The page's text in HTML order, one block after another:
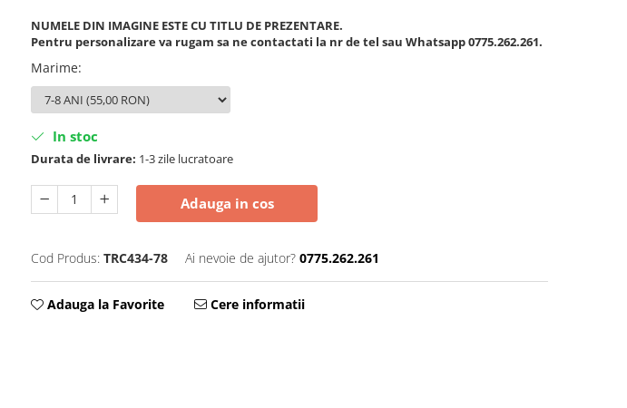
NUMELE DIN IMAGINE ESTE CU TITLU DE PREZENTARE.
Pentru personalizare va rugam sa ne contactati la nr de tel sau Whatsapp 0775.262.261.
Marime:
In stoc
Durata de livrare: 1-3 zile lucratoare
Adauga in cos
Cod Produs: TRC434-78 Ai nevoie de ajutor? 0775.262.261
Adauga la Favorite Cere informatii